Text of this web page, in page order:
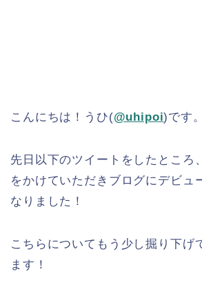
こんにちは！うひ(@uhipoi)です。
先日以下のツイートをしたところ
をかけていただきブログにデビュ
なりました！
こちらについてもう少し掘り下げ
ます！